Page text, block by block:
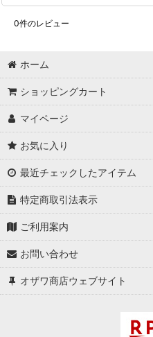
0件のレビュー
ホーム
ショッピングカート
マイページ
お気に入り
最近チェックしたアイテム
特定商取引法表示
ご利用案内
お問い合わせ
オザワ商店ウェブサイト